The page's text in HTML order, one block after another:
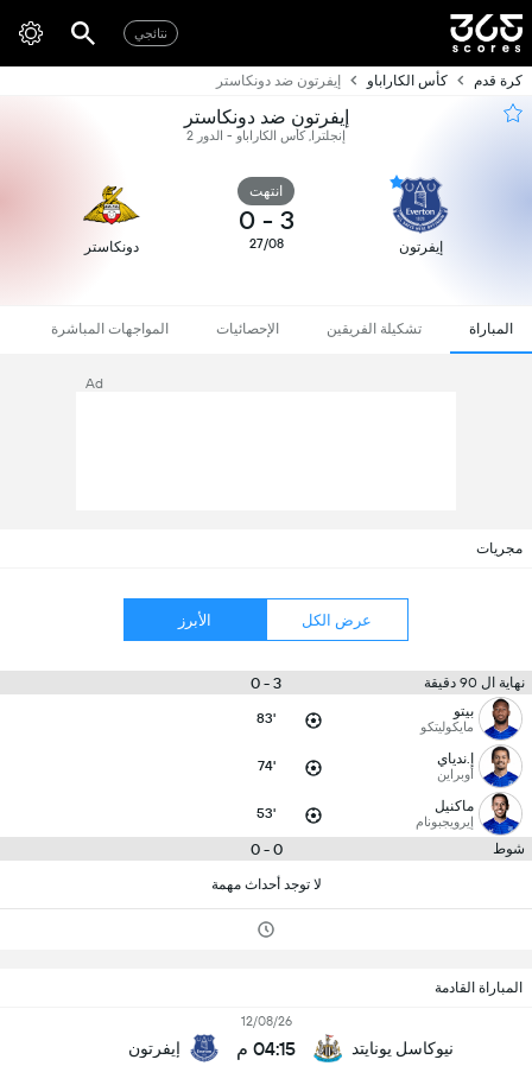
نتائجي
كرة قدم كأس الكاراباو إيفرتون ضد دونكاستر
إيفرتون ضد دونكاستر
إنجلترا, كأس الكاراباو - الدور 2
إيفرتون
انتهت
3
-
0
27/08 دونكاستر
المباراة تشكيلة الفريقين الإحصائيات المواجهات المباشرة
Ad
مجريات
عرض الكل الأبرز
نهاية ال 90 دقيقة 3 - 0
بيتو
مايكوليتكو 83'
إ.ندياي
أوبراين 74'
ماكنيل
إيرويجبونام 53'
شوط 0 - 0
لا توجد أحداث مهمة
المباراة القادمة
نيوكاسل يونايتد
12/08/26
04:15 م إيفرتون